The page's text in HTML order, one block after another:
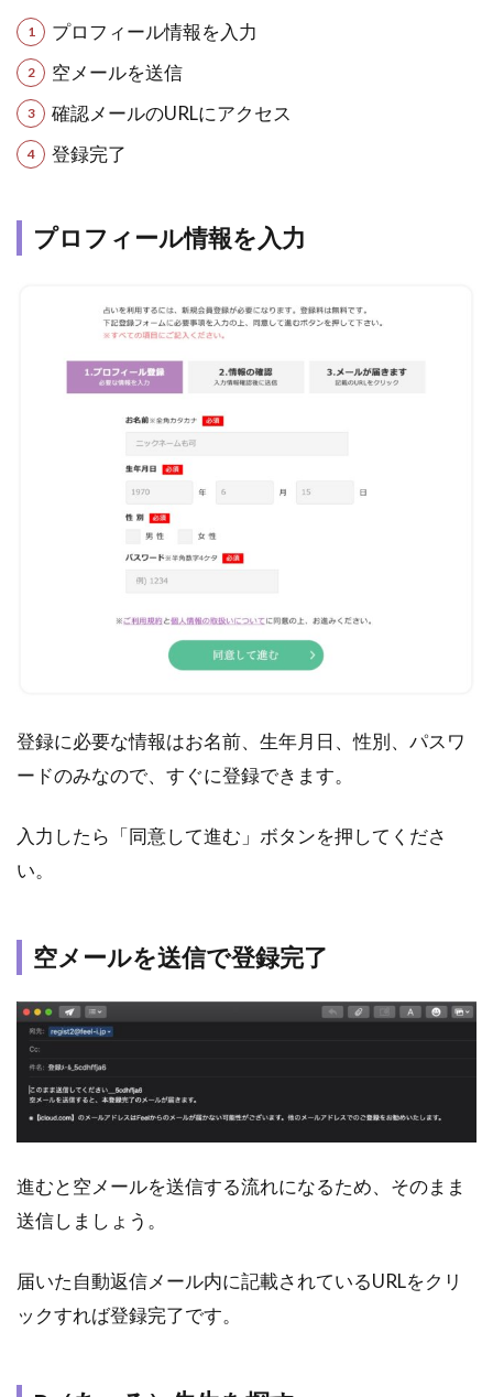
プロフィール情報を入力
空メールを送信
確認メールのURLにアクセス
登録完了
プロフィール情報を入力
登録に必要な情報はお名前、生年月日、性別、パスワ
ードのみなので、すぐに登録できます。
入力したら「同意して進む」ボタンを押してくださ
い。
空メールを送信で登録完了
進むと空メールを送信する流れになるため、そのまま
送信しましょう。
届いた自動返信メール内に記載されているURLをクリ
ックすれば登録完了です。